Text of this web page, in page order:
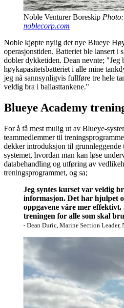
Noble Venturer Boreskip
noblecorp.com
Noble kjøpte nylig det nye Blueye
operasjonstiden. Batteriet ble lansert i
dobler dykketiden. Dean nevnte; "Jeg
høykapasitetsbatteriet i alle mine
jeg nå sannsynligvis fullføre tre hele
veldig bra i ballasttankene."
Blueye Academy
For å få mest mulig ut av Blueye-
teammedlemmer til
dekker introduksjon til grunnleggende
systemet, hvordan man kan løse
databehandling og utføring av
treningsprogrammet, og sa;
Jeg syntes kurset var veldig
informasjon. Det har hjulpet
oppgavene våre mer effektivt.
treningen for alle som skal
- Dean Duric, Marine Section Leader,